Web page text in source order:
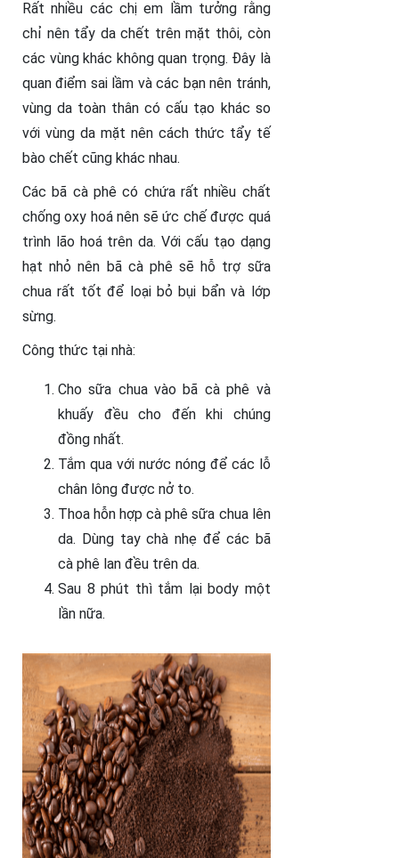
Rất nhiều các chị em lầm tưởng rằng
chỉ nên tẩy da chết trên mặt thôi, còn
các vùng khác không quan trọng. Đây là
quan điểm sai lầm và các bạn nên tránh,
vùng da toàn thân có cấu tạo khác so
với vùng da mặt nên cách thức tẩy tế
bào chết cũng khác nhau.
Các bã cà phê có chứa rất nhiều chất
chống oxy hoá nên sẽ ức chế được quá
trình lão hoá trên da. Với cấu tạo dạng
hạt nhỏ nên bã cà phê sẽ hỗ trợ sữa
chua rất tốt để loại bỏ bụi bẩn và lớp
sừng.
Công thức tại nhà:
Cho sữa chua vào bã cà phê và
khuấy đều cho đến khi chúng
đồng nhất.
Tắm qua với nước nóng để các lỗ
chân lông được nở to.
Thoa hỗn hợp cà phê sữa chua lên
da. Dùng tay chà nhẹ để các bã
cà phê lan đều trên da.
Sau 8 phút thì tắm lại body một
lần nữa.